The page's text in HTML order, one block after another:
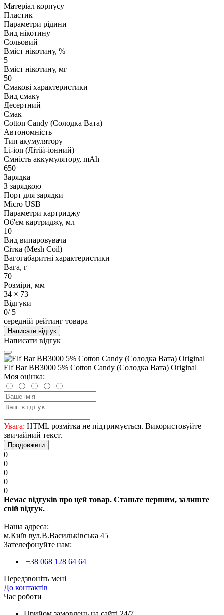
Матеріал корпусу
Пластик
Параметри рідини
Вид нікотину
Сольовий
Вміст нікотину, %
5
Вміст нікотину, мг
50
Смакові характеристики
Вид смаку
Десертний
Смак
Cotton Candy (Солодка Вата)
Автономність
Тип акумулятору
Li-ion (Літій-іонний)
Ємність аккумулятору, mAh
650
Зарядка
З зарядкою
Порт для зарядки
Micro USB
Параметри картриджу
Об'єм картриджу, мл
10
Вид випаровувача
Сітка (Mesh Coil)
Вагогабаритні характеристики
Вага, г
70
Розміри, мм
34 × 73
Відгуки
0/ 5
середній рейтинг товара
Написати відгук
Написати відгук
Elf Bar BB3000 5% Cotton Candy (Солодка Вата) Original
Моя оцінка:
Увага: HTML розмітка не підтримується. Використовуйте
звичайний текст.
Продовжити
0
0
0
0
0
Немає відгуків про цей товар. Станьте першим, залиште
свій відгук.
Наша адреса:
м.Київ вул.В.Васильківська 45
Зателефонуйте нам:
+38 068 128 64 64
Передзвоніть мені
До контактів
Час роботи